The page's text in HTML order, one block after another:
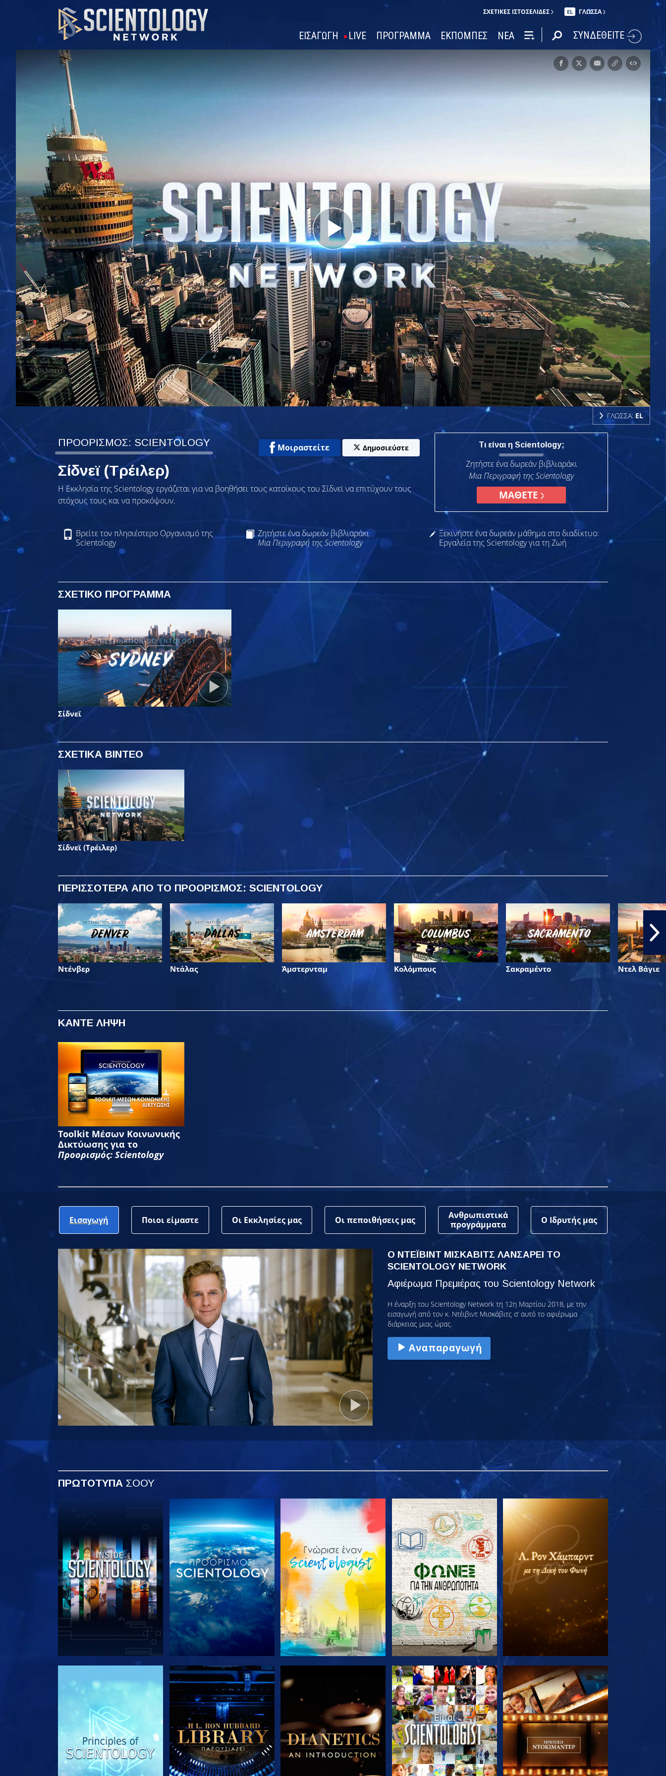
ΣΧΕΤΙΚΈΣ ΙΣΤΟΣΕΛΊΔΕΣ EL ΓΛΩΣΣΑ
ΕΙΣΑΓΩΓΗ LIVE ΠΡΟΓΡΑΜΜΑ ΕΚΠΟΜΠΕΣ ΝΕΑ ΣΥΝΔΕΘΕΙΤΕ
Play
Video
ΓΛΩΣΣΑ: EL
ΠΡΟΟΡΙΣΜΟΣ: SCIENTOLOGY Μοιραστείτε Δημοσιεύστε
Σίδνεϊ (Τρέιλερ)
Η Εκκλησία της Scientology εργάζεται για να βοηθήσει τους κατοίκους του Σίδνεϊ να επιτύχουν τους
στόχους τους και να προκόψουν.
Τι είναι η Scientology;
Ζητήστε ένα δωρεάν βιβλιαράκι
Μια Περιγραφή της Scientology
ΜΑΘΕΤΕ
Βρείτε τον πλησιέστερο Οργανισμό της
Scientology
Ζητήστε ένα δωρεάν βιβλιαράκι
Μια Περιγραφή της Scientology
Ξεκινήστε ένα δωρεάν μάθημα στο διαδίκτυο:
Εργαλεία της Scientology για τη Ζωή
ΣΧΕΤΙΚΟ ΠΡΟΓΡΑΜΜΑ
Σίδνεϊ
ΣΧΕΤΙΚΑ ΒΙΝΤΕΟ
Σίδνεϊ (Τρέιλερ)
ΠΕΡΙΣΣΟΤΕΡΑ ΑΠΟ ΤΟ ΠΡΟΟΡΙΣΜΟΣ: SCIENTOLOGY
Ντένβερ Ντάλας Άμστερνταμ Κολόμπους Σακραµέντο Ντελ Βάγιε
ΚΑΝΤΕ ΛΗΨΗ
Toolkit Μέσων Κοινωνικής
Δικτύωσης για το
Προορισμός: Scientology
Εισαγωγή Ποιοι είμαστε Οι Εκκλησίες μας Οι πεποιθήσεις μας
Ανθρωπιστικά
προγράμματα
Ο Ιδρυτής μας
Ο ΝΤΕΪΒΙΝΤ ΜΙΣΚΑΒΙΤΣ ΛΑΝΣΑΡΕΙ ΤΟ
SCIENTOLOGY NETWORK
Αφιέρωμα Πρεμιέρας του Scientology Network
Η έναρξη του Scientology Network τη 12η Μαρτίου 2018, με την
εισαγωγή από τον κ. Ντέιβιντ Μισκάβιτς σ’ αυτό το αφιέρωμα
διάρκειας μιας ώρας.
Αναπαραγωγή
ΠΡΩΤΟΤΥΠΑ ΣΟΟΥ
ΕΞΕΡΕΥΝΗΣΤΕ ΤΗ ΣΕΙΡΑ ΕΞΕΡΕΥΝΗΣΤΕ ΤΗ ΣΕΙΡΑ ΕΞΕΡΕΥΝΗΣΤΕ ΤΗ ΣΕΙΡΑ ΕΞΕΡΕΥΝΗΣΤΕ ΤΗ ΣΕΙΡΑ ΕΞΕΡΕΥΝΗΣΤΕ ΤΗ ΣΕΙΡΑ